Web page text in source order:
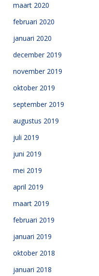
maart 2020
februari 2020
januari 2020
december 2019
november 2019
oktober 2019
september 2019
augustus 2019
juli 2019
juni 2019
mei 2019
april 2019
maart 2019
februari 2019
januari 2019
oktober 2018
januari 2018